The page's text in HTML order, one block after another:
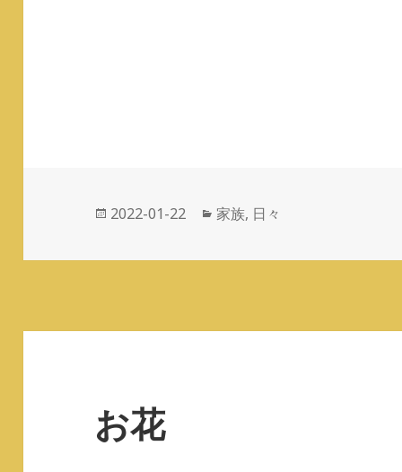
投
日:
2022-01-22
カ
ゴ
家族, 日々
お花